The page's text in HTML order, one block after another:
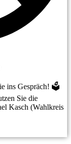
ins Gespräch! 🗳️
Sie die
Kasch (Wahlkreis